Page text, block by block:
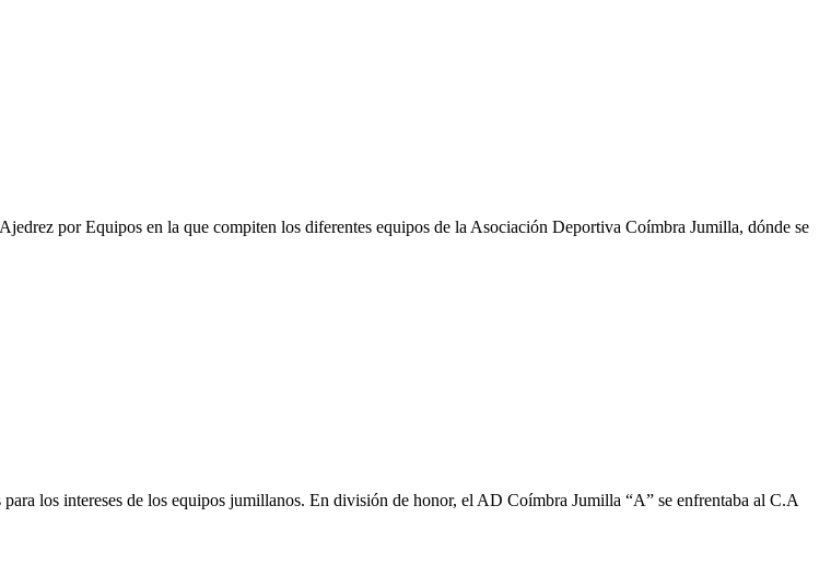
por Equipos en la que compiten los diferentes equipos de la Asociación Deportiva Coímbra Jumilla, dónde se
los intereses de los equipos jumillanos. En división de honor, el AD Coímbra Jumilla “A” se enfrentaba al C.A